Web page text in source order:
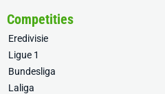
Competities
Eredivisie
Ligue 1
Bundesliga
Laliga